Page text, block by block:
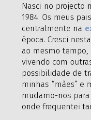
Nasci no projecto
1984. Os meus
centralmente na
época. Cresci
ao mesmo
vivendo com
possibilidade de
minhas “mães” e
mudamo-nos para
onde frequentei